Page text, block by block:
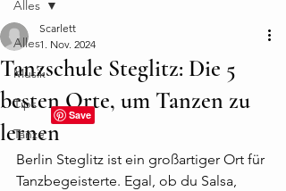
Alles
Musik
Tips
Tänze
Alles
Tanzschule Steglitz: Die 5
besten Orte, um Tanzen zu
lernen
Scarlett
1. Nov. 2024
Berlin Steglitz ist ein großartiger Ort für
Tanzbegeisterte. Egal, ob du Salsa,